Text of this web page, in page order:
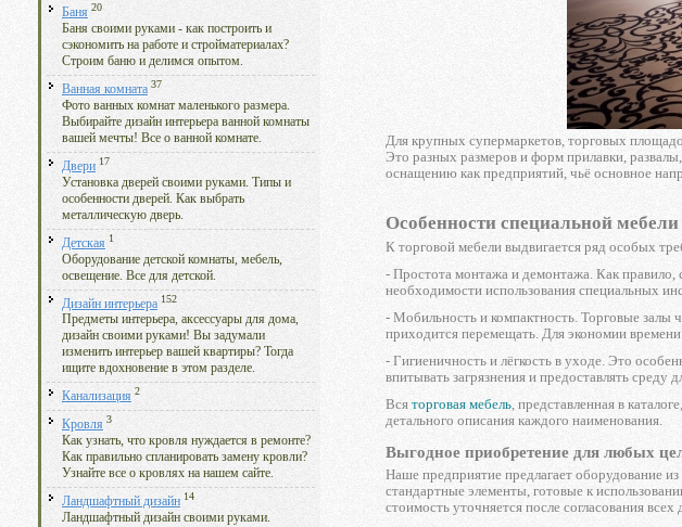
Баня 20
Баня своими руками - как построить и
сэкономить на работе и стройматериалах?
Строим баню и делимся опытом.
Ванная комната 37
Фото ванных комнат маленького размера.
Выбирайте дизайн интерьера ванной комнаты
вашей мечты! Все о ванной комнате.
Двери 17
Установка дверей своими руками. Типы и
особенности дверей. Как выбрать
металлическую дверь.
Детская 1
Оборудование детской комнаты, мебель,
освещение. Все для детской.
Дизайн интерьера 152
Предметы интерьера, аксессуары для дома,
дизайн своими руками! Вы задумали
изменить интерьер вашей квартиры? Тогда
ищите вдохновение в этом разделе.
Канализация 2
Кровля 3
Как узнать, что кровля нуждается в ремонте?
Как правильно спланировать замену кровли?
Узнайте все о кровлях на нашем сайте.
Ландшафтный дизайн 14
Ландшафтный дизайн своими руками.
Для крупных супермаркетов, торговых
Это разных размеров и форм прилавки,
оснащению как предприятий, чьё основное
Особенности специальной мебели
К торговой мебели выдвигается ряд особых
- Простота монтажа и демонтажа. Как правило,
необходимости использования специальных
- Мобильность и компактность. Торговые залы
приходится перемещать. Для экономии
- Гигиеничность и лёгкость в уходе. Это
впитывать загрязнения и предоставлять
Вся торговая мебель, представленная в
детального описания каждого наименования.
Выгодное приобретение для любых
Наше предприятие предлагает оборудование
стандартные элементы, готовые к
стоимость уточняется после согласования